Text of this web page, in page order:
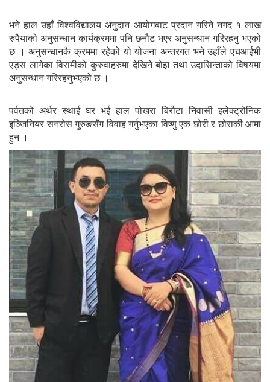
भने हाल उहाँ विश्वविद्यालय अनुदान आयोगबाट प्रदान गरिने नगद १ लाख
रुपैयाको अनुसन्धान कार्यक्रममा पनि छनौट भएर अनुसन्धान गरिरहनु भएको
छ । अनुसन्धानकै क्रममा रहेको यो योजना अन्तरगत भने उहाँले एचआईभी
एड्स लागेका विरामीको कुरुवाहरुमा देखिने बोझ तथा उदासिन्ताको विषयमा
अनुसन्धान गरिरहनुभएको छ ।
पर्वतको अर्थर स्थाई घर भई हाल पोखरा बिरौटा निवासी इलेक्ट्रोनिक
इञ्जिनियर सनरोस गुरुङसँग विवाह गर्नुभएका विष्णु एक छोरी र छोराकी आमा
हुन ।